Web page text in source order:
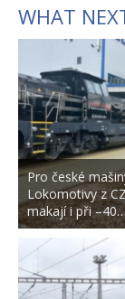
WHAT
Pro české
Lokomotivy z
makají i při